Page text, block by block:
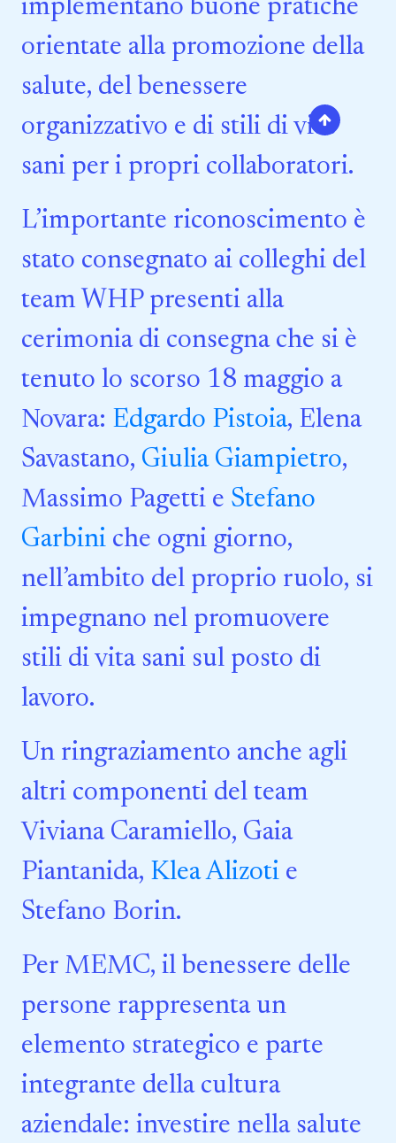
implementano buone pratiche
orientate alla promozione della
salute, del benessere
organizzativo e di stili di vita
sani per i propri collaboratori.
L’importante riconoscimento è
stato consegnato ai colleghi del
team WHP presenti alla
cerimonia di consegna che si è
tenuto lo scorso 18 maggio a
Novara: Edgardo Pistoia, Elena
Savastano, Giulia Giampietro,
Massimo Pagetti e Stefano
Garbini che ogni giorno,
nell’ambito del proprio ruolo, si
impegnano nel promuovere
stili di vita sani sul posto di
lavoro.
Un ringraziamento anche agli
altri componenti del team
Viviana Caramiello, Gaia
Piantanida, Klea Alizoti e
Stefano Borin.
Per MEMC, il benessere delle
persone rappresenta un
elemento strategico e parte
integrante della cultura
aziendale: investire nella salute